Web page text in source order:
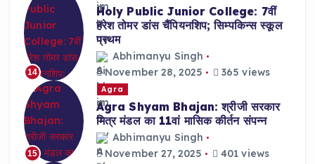
14
Holy Public Junior College: 7वीं
हरेश तोमर डांस चैंपियनशिप; सिम्पकिन्स स्कूल
प्रथम
Abhimanyu Singh
November 28, 2025
365 views
15
Agra
Agra Shyam Bhajan: श्रीजी सरकार
मित्र मंडल का 11वां मासिक कीर्तन संपन्न
Abhimanyu Singh
November 27, 2025
401 views